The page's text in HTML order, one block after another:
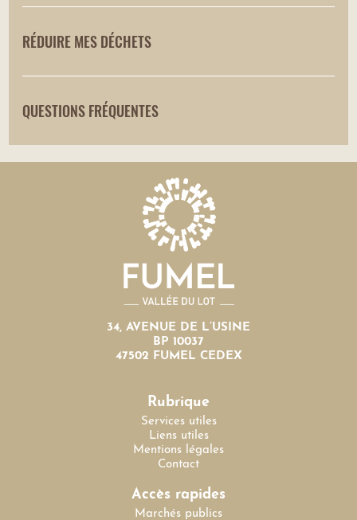
RÉDUIRE MES DÉCHETS
QUESTIONS FRÉQUENTES
34, AVENUE DE L’USINE
BP 10037
47502 FUMEL CEDEX
Rubrique
Services utiles
Liens utiles
Mentions légales
Contact
Accès rapides
Marchés publics